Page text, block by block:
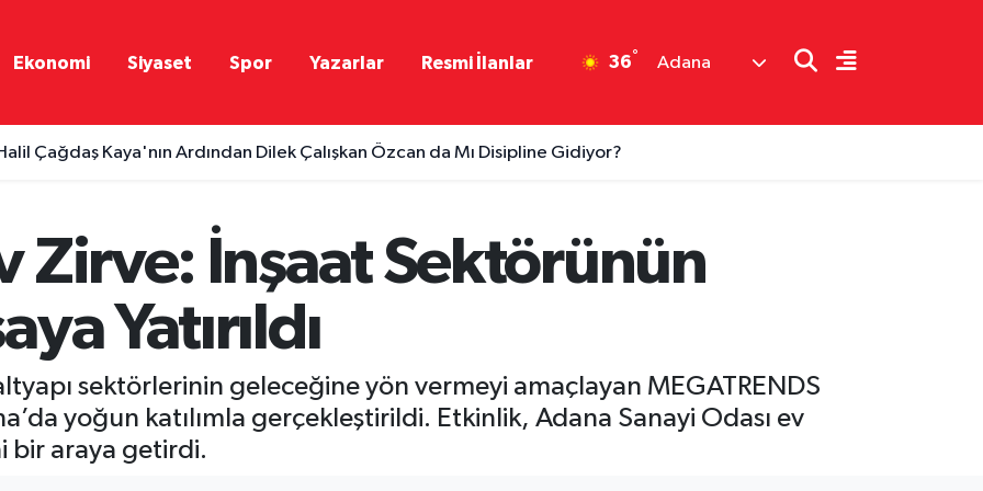
Ekonomi Siyaset Spor Yazarlar Resmi İlanlar 36° Adana
Çağdaş Kaya'nın Ardından Dilek Çalışkan Özcan da Mı Disipline Gidiyor?
Zirve: İnşaat Sektörünün
Yatırıldı
sektörlerinin geleceğine yön vermeyi amaçlayan MEGATRENDS
yoğun katılımla gerçekleştirildi. Etkinlik, Adana Sanayi Odası ev
bir araya getirdi.